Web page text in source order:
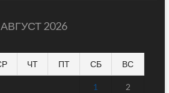
АВГУСТ 2026
ЧТ ПТ СБ ВС
1 2